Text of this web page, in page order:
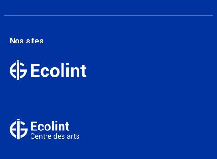
Nos sites